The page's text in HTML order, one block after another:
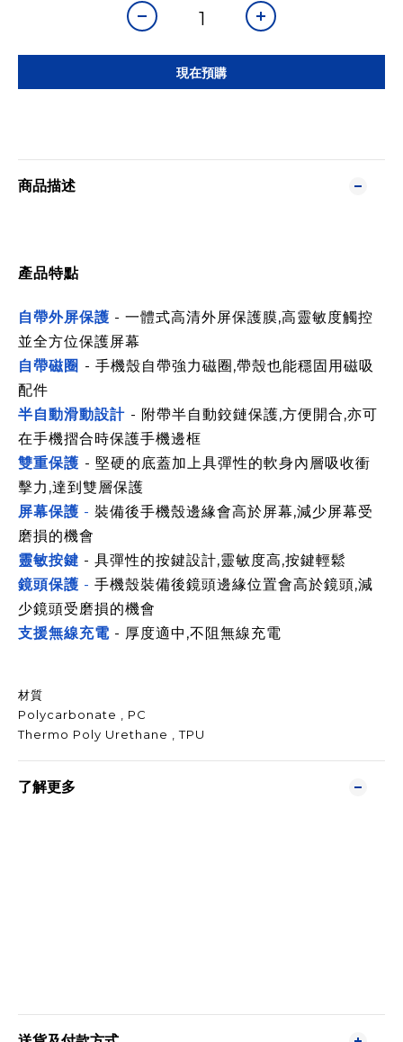
現在預購
商品描述
產品特點
自帶外屏保護 - 一體式高清外屏保護膜,高靈敏度觸控
並全方位保護屏幕
自帶磁圈 - 手機殼自帶強力磁圈,帶殼也能穩固用磁吸
配件
半自動滑動設計 - 附帶半自動鉸鏈保護,方便開合,亦可
在手機摺合時保護手機邊框
雙重保護 - 堅硬的底蓋加上具彈性的軟身內層吸收衝
擊力,達到雙層保護
屏幕保護 - 裝備後手機殼邊緣會高於屏幕,減少屏幕受
磨損的機會
靈敏按鍵 - 具彈性的按鍵設計,靈敏度高,按鍵輕鬆
鏡頭保護 - 手機殼裝備後鏡頭邊緣位置會高於鏡頭,減
少鏡頭受磨損的機會
支援無線充電 - 厚度適中,不阻無線充電
材質
Polycarbonate , PC
Thermo Poly Urethane , TPU
了解更多